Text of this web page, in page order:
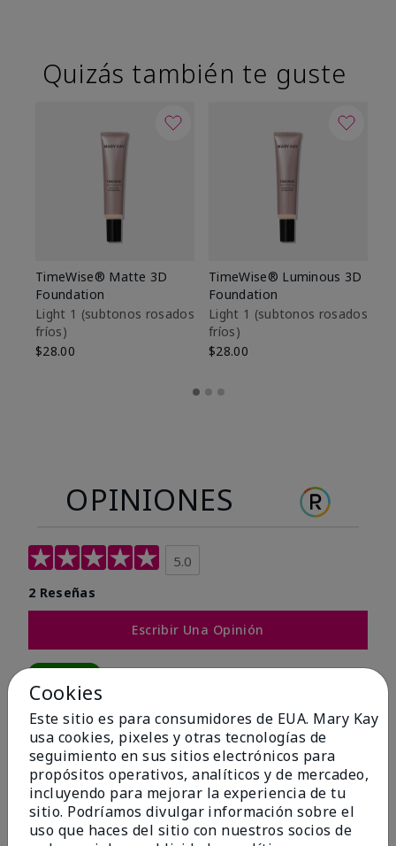
Quizás también te guste
TimeWise® Matte 3D
Foundation
Light 1​ (subtonos rosados
fríos)
$28.00
TimeWise® Luminous 3D
Foundation
Light 1​ (subtonos rosados
fríos)
$28.00
OPINIONES
5.0
2 Reseñas
Escribir Una Opinión
de los encuestados recomendaría a un amigo.
5 estrellas
2
4 estrellas
0
3 estrellas
0
Cookies
Este sitio es para consumidores de EUA. Mary Kay
usa cookies, pixeles y otras tecnologías de
seguimiento en sus sitios electrónicos para
propósitos operativos, analíticos y de mercadeo,
incluyendo para mejorar la experiencia de tu
sitio. Podríamos divulgar información sobre el
uso que haces del sitio con nuestros socios de